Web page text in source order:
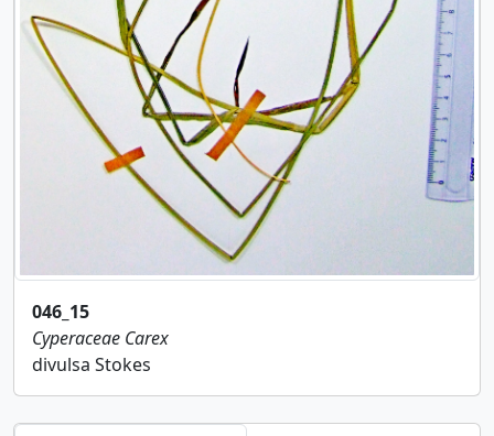
046_15
Cyperaceae Carex
divulsa Stokes